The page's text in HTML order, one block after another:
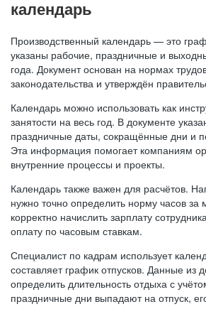
календарь
Производственный календарь — это
указаны рабочие, праздничные и
года. Документ основан на нормах
законодательства и утверждён
Календарь можно использовать как
занятости на весь год. В документе
праздничные даты, сокращённые дни и
Эта информация помогает компаниям
внутренние процессы и проекты.
Календарь также важен для расчётов.
нужно точно определить норму часов за
корректно начислить зарплату
оплату по часовым ставкам.
Специалист по кадрам использует
составляет график отпусков. Данные из
определить длительность отдыха с
праздничные дни выпадают на отпуск,